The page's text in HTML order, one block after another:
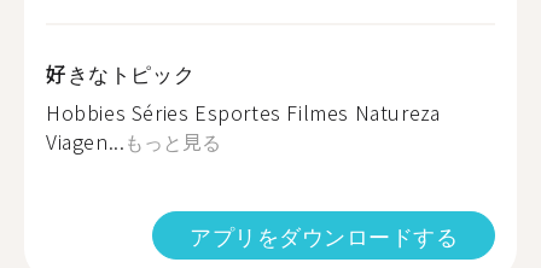
好きなトピック
Hobbies Séries Esportes Filmes Natureza
Viagen...もっと見る
アプリをダウンロードする